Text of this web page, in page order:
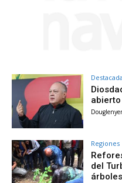
Destacada
Regiones
del
árboles